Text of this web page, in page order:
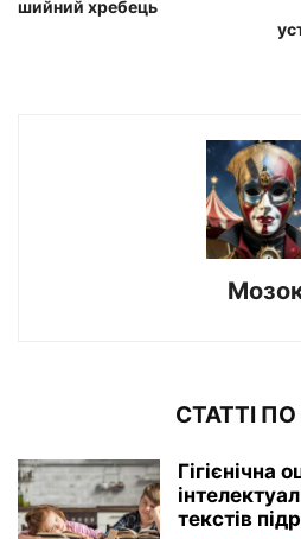
шийний хребець
СТАТТІ ПО
Гігієнічна
текстів